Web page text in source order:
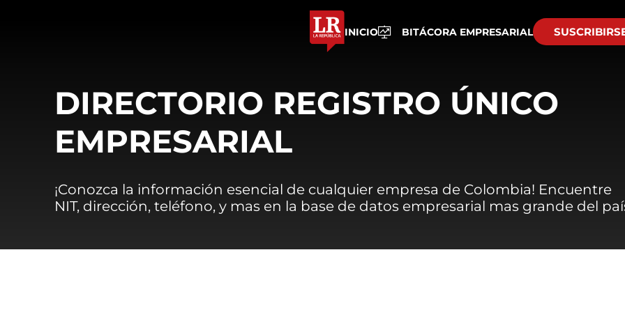
INICIO BITÁCORA EMPRESARIAL
DIRECTORIO REGISTRO ÚNICO
EMPRESARIAL
¡Conozca la información esencial de cualquier empresa de Colombia! Encuentre
NIT, dirección, teléfono, y mas en la base de datos empresarial mas grande del